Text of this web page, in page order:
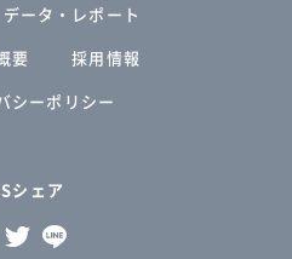
データ・レポート
要
採用情報
シーポリシー
シェア